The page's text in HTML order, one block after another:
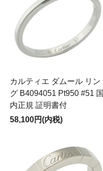
カルティエ ダムール リン
グ B4094051 Pt950 #51 国
内正規 証明書付
58,100円(内税)